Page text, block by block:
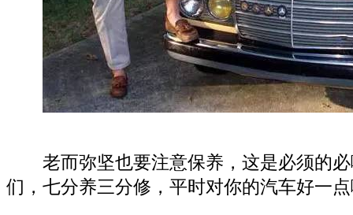
老而弥坚也要注意保养，这是必须的必
们，七分养三分修，平时对你的汽车好一